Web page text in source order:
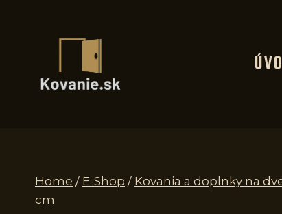
Home / E-Shop / Kovania a doplnky na
cm